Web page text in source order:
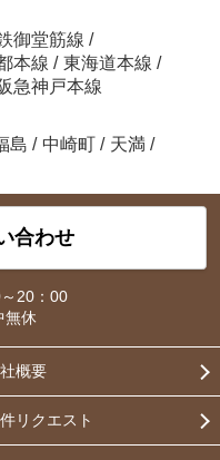
御堂筋線 /
本線 / 東海道本線 /
急神戸本線
島 / 中崎町 / 天満 /
合わせ
20：00
無休
概要
リクエスト